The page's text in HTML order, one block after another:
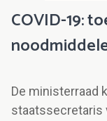
COVID-19:
De ministerraad
staatssecretaris